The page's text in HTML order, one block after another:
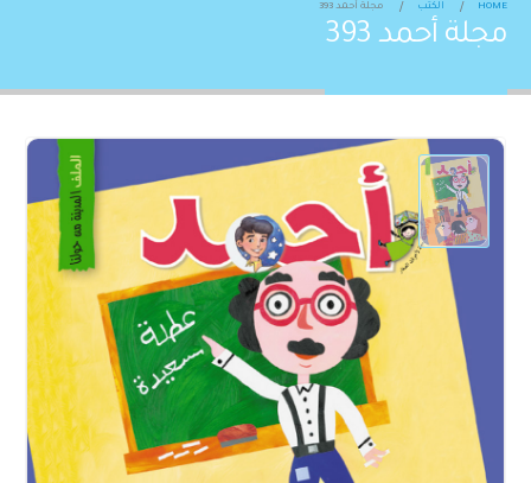
HOME الكتب مجلة أحمد 393
مجلة أحمد 393